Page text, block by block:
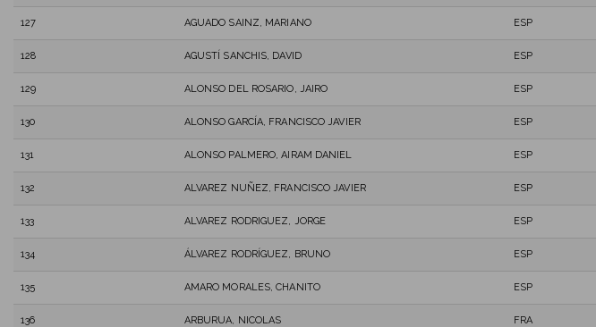
127 AGUADO SAINZ, MARIANO ESP
128 AGUSTÍ SANCHIS, DAVID ESP
129 ALONSO DEL ROSARIO, JAIRO ESP
130 ALONSO GARCÍA, FRANCISCO JAVIER ESP
131 ALONSO PALMERO, AIRAM DANIEL ESP
132 ALVAREZ NUÑEZ, FRANCISCO JAVIER ESP
133 ALVAREZ RODRIGUEZ, JORGE ESP
134 ÁLVAREZ RODRÍGUEZ, BRUNO ESP
135 AMARO MORALES, CHANITO ESP
136 ARBURUA, NICOLAS FRA